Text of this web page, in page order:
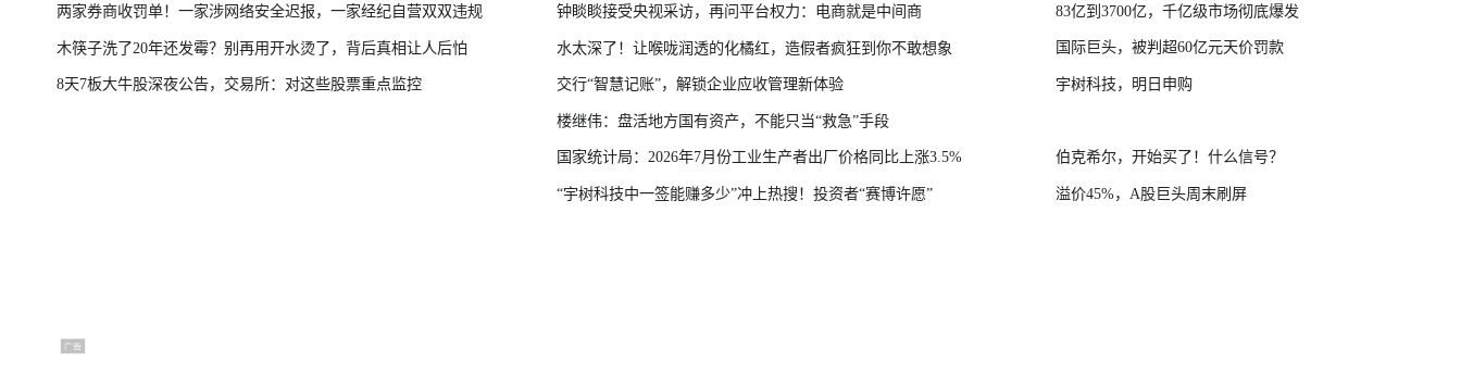
两家券商收罚单！一家涉网络安全迟报，一家经纪自营双双违规
木筷子洗了20年还发霉？别再用开水烫了，背后真相让人后怕
8天7板大牛股深夜公告，交易所：对这些股票重点监控
钟睒睒接受央视采访，再问平台权力：电商就是中间商
水太深了！让喉咙润透的化橘红，造假者疯狂到你不敢想象
交行“智慧记账”，解锁企业应收管理新体验
楼继伟：盘活地方国有资产，不能只当“救急”手段
国家统计局：2026年7月份工业生产者出厂价格同比上涨3.5%
“宇树科技中一签能赚多少”冲上热搜！投资者“赛博许愿”
83亿到3700亿，千亿级市场彻底爆发
国际巨头，被判超60亿元天价罚款
宇树科技，明日申购
伯克希尔，开始买了！什么信号？
溢价45%，A股巨头周末刷屏